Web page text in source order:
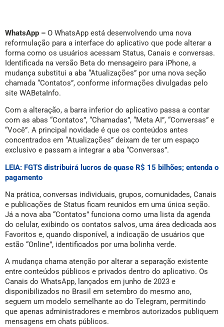
WhatsApp – O WhatsApp está desenvolvendo uma nova
reformulação para a interface do aplicativo que pode alterar a
forma como os usuários acessam Status, Canais e conversas.
Identificada na versão Beta do mensageiro para iPhone, a
mudança substitui a aba “Atualizações” por uma nova seção
chamada “Contatos”, conforme informações divulgadas pelo
site WABetaInfo.
Com a alteração, a barra inferior do aplicativo passa a contar
com as abas “Contatos”, “Chamadas”, “Meta AI”, “Conversas” e
“Você”. A principal novidade é que os conteúdos antes
concentrados em “Atualizações” deixam de ter um espaço
exclusivo e passam a integrar a aba “Conversas”.
LEIA: FGTS distribuirá lucros de quase R$ 15 bilhões; entenda o
pagamento
Na prática, conversas individuais, grupos, comunidades, Canais
e publicações de Status ficam reunidos em uma única seção.
Já a nova aba “Contatos” funciona como uma lista da agenda
do celular, exibindo os contatos salvos, uma área dedicada aos
Favoritos e, quando disponível, a indicação de usuários que
estão “Online”, identificados por uma bolinha verde.
A mudança chama atenção por alterar a separação existente
entre conteúdos públicos e privados dentro do aplicativo. Os
Canais do WhatsApp, lançados em junho de 2023 e
disponibilizados no Brasil em setembro do mesmo ano,
seguem um modelo semelhante ao do Telegram, permitindo
que apenas administradores e membros autorizados publiquem
mensagens em chats públicos.